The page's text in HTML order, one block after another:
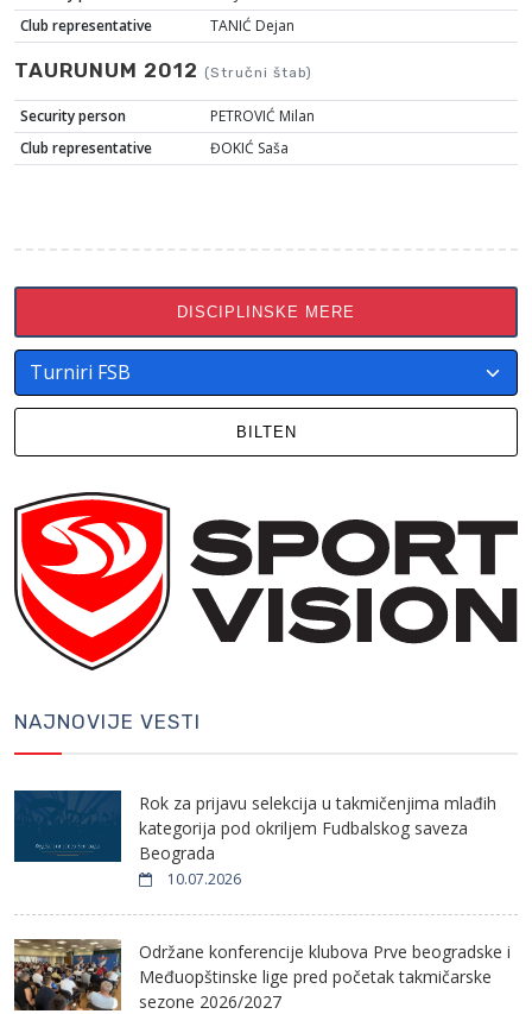
Club representative
TANIĆ Dejan
TAURUNUM 2012 (Stručni štab)
Security person
PETROVIĆ Milan
Club representative
ĐOKIĆ Saša
DISCIPLINSKE MERE
BILTEN
NAJNOVIJE VESTI
Rok za prijavu selekcija u takmičenjima mlađih
kategorija pod okriljem Fudbalskog saveza
Beograda
10.07.2026
Održane konferencije klubova Prve beogradske i
Međuopštinske lige pred početak takmičarske
sezone 2026/2027